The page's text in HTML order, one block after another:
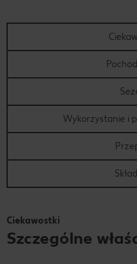
Wykorzystanie i
Ciekawostki
Szczególne